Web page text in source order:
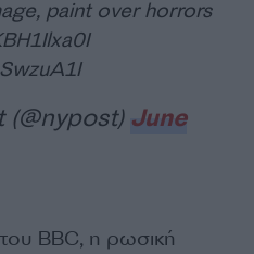
paint over horrors
(@nypost) June
BBC, η ρωσική